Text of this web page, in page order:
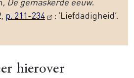
p. 211-234 : ‘Liefdadigheid’.
hierover